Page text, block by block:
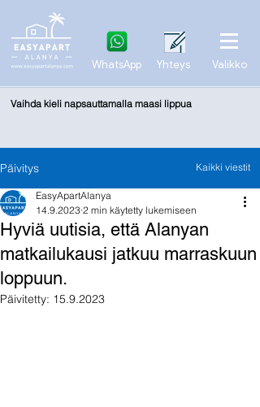
WhatsApp Yhteys Valikko
Vaihda kieli napsauttamalla maasi lippua
Päivitys
Hyviä uutisia, että Alanyan
matkailukausi jatkuu marraskuun
loppuun.
EasyApartAlanya
14.9.2023 2 min käytetty lukemiseen
Päivitetty: 15.9.2023
Kaikki viestit